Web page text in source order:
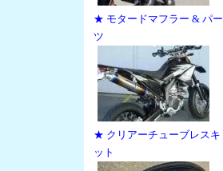
★ モタードマフラー & パー
ツ
★ クリアーチューブレスキ
ット